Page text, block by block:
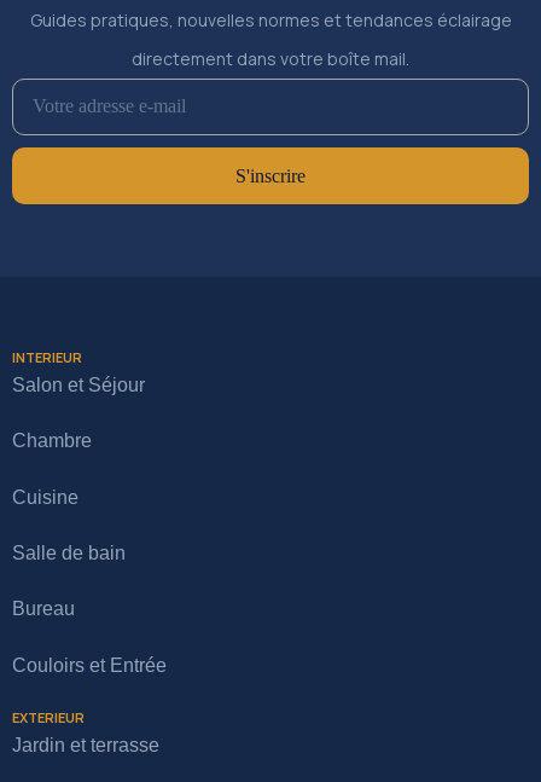
Guides pratiques, nouvelles normes et tendances éclairage
directement dans votre boîte mail.
S'inscrire
INTERIEUR
Salon et Séjour
Chambre
Cuisine
Salle de bain
Bureau
Couloirs et Entrée
EXTERIEUR
Jardin et terrasse